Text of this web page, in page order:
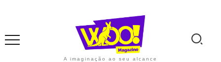
A imaginação ao seu alcance